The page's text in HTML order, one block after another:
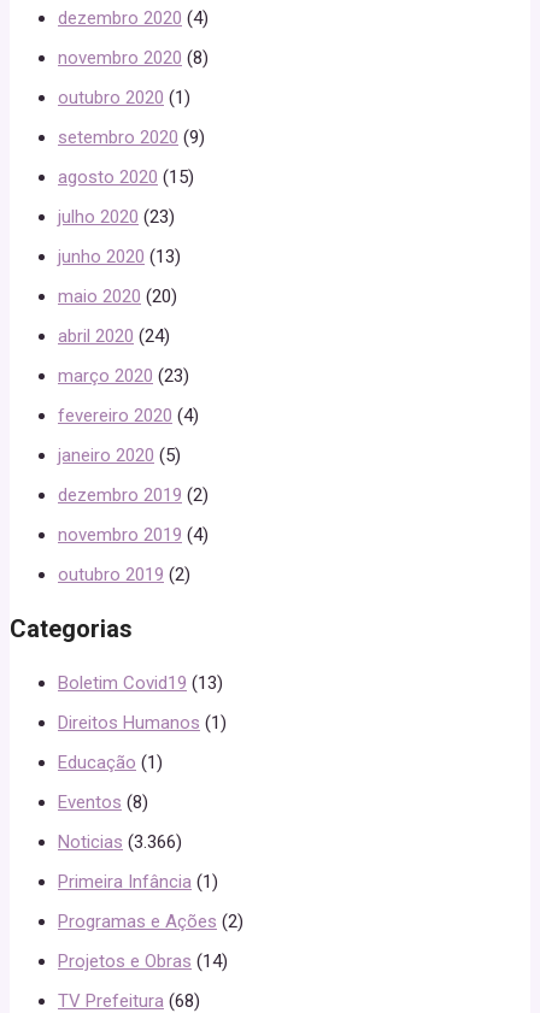
dezembro 2020 (4)
novembro 2020 (8)
outubro 2020 (1)
setembro 2020 (9)
agosto 2020 (15)
julho 2020 (23)
junho 2020 (13)
maio 2020 (20)
abril 2020 (24)
março 2020 (23)
fevereiro 2020 (4)
janeiro 2020 (5)
dezembro 2019 (2)
novembro 2019 (4)
outubro 2019 (2)
Categorias
Boletim Covid19 (13)
Direitos Humanos (1)
Educação (1)
Eventos (8)
Noticias (3.366)
Primeira Infância (1)
Programas e Ações (2)
Projetos e Obras (14)
TV Prefeitura (68)